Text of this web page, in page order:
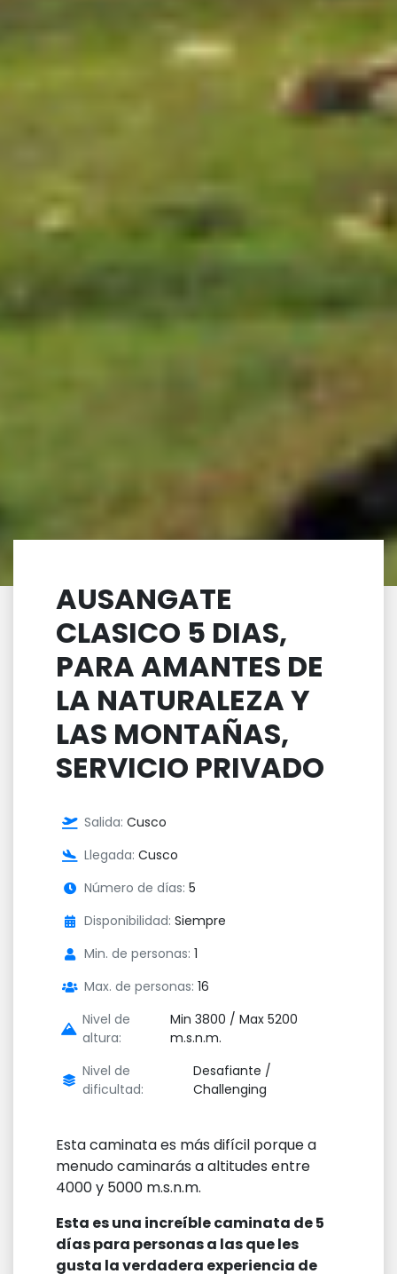
AUSANGATE
CLASICO 5 DIAS,
PARA AMANTES DE
LA NATURALEZA Y
LAS MONTAÑAS,
SERVICIO PRIVADO
Salida: Cusco
Llegada: Cusco
Número de días: 5
Disponibilidad: Siempre
Min. de personas: 1
Max. de personas: 16
Nivel de
altura:
Min 3800 / Max 5200
m.s.n.m.
Nivel de
dificultad:
Desafiante /
Challenging
Esta caminata es más difícil porque a
menudo caminarás a altitudes entre
4000 y 5000 m.s.n.m.
Esta es una increíble caminata de 5
días para personas a las que les
gusta la verdadera experiencia de